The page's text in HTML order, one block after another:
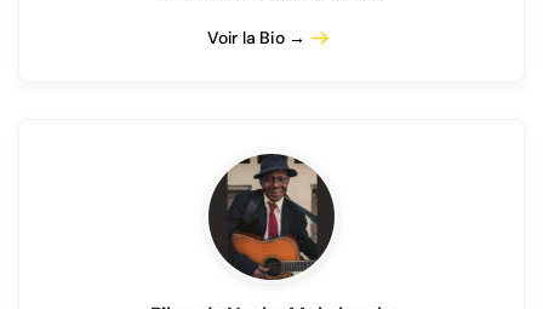
Voir la Bio →